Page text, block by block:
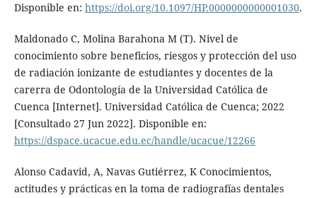
Disponible en: https://doi.org/10.1097/HP.0000000000001030.
Maldonado C, Molina Barahona M (T). Nivel de
conocimiento sobre beneficios, riesgos y protección del uso
de radiación ionizante de estudiantes y docentes de la
carerra de Odontología de la Universidad Católica de
Cuenca [Internet]. Universidad Católica de Cuenca; 2022
[Consultado 27 Jun 2022]. Disponible en:
https://dspace.ucacue.edu.ec/handle/ucacue/12266
Alonso Cadavid, A, Navas Gutiérrez, K Conocimientos,
actitudes y prácticas en la toma de radiografías dentales